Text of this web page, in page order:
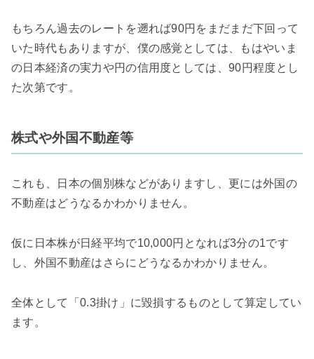
もちろん過去のレートを遡れば90円をまだまだ下回って
いた時代もありますが、僕の感覚としては、もはやいま
の日本経済の実力や円の信用度としては、90円程度とし
た次第です。
株式や外国不動産等
これも、日本の個別株などがありますし、更には外国の
不動産はどうなるかわかりません。
仮に日本株が日経平均で10,000円となれば3分の1です
し、外国不動産はさらにどうなるかわかりません。
全体として「0.3掛け」に毀損するものとして算定してい
ます。